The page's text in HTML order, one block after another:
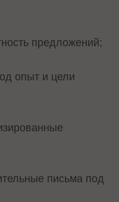
предложений;
опыт и цели
письма под